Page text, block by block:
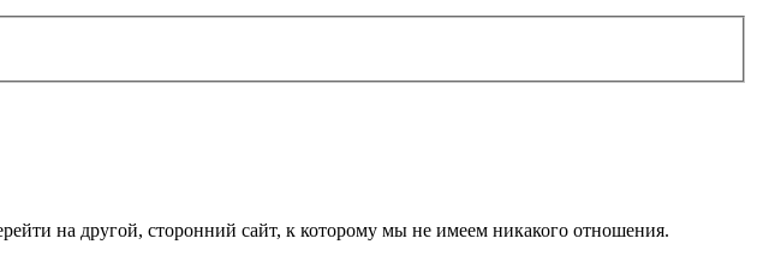
на другой, сторонний сайт, к которому мы не имеем никакого отношения.